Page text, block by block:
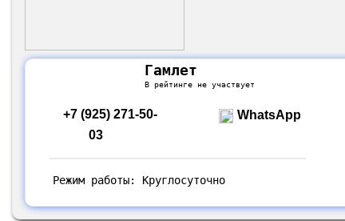
Гамлет
В рейтинге не участвует
+7 (925) 271-50-
03
WhatsApp
Режим работы: Круглосуточно